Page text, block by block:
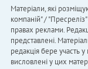
Матеріали, які
компаній" /
правах реклами.
представлені.
редакція бере участь у
висловлені у цих